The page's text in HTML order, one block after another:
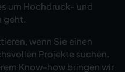
um Hochdruck- und
geht.
wenn Sie einen
Projekte suchen.
Know-how bringen wir